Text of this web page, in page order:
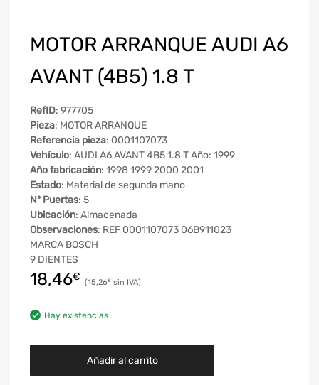
MOTOR ARRANQUE AUDI A6
AVANT (4B5) 1.8 T
RefID: 977705
Pieza: MOTOR ARRANQUE
Referencia pieza: 0001107073
Vehículo: AUDI A6 AVANT 4B5 1.8 T Año: 1999
Año fabricación: 1998 1999 2000 2001
Estado: Material de segunda mano
Nº Puertas: 5
Ubicación: Almacenada
Observaciones: REF 0001107073 06B911023
MARCA BOSCH
9 DIENTES
18,46€ 15,26€
Hay existencias
Añadir al carrito